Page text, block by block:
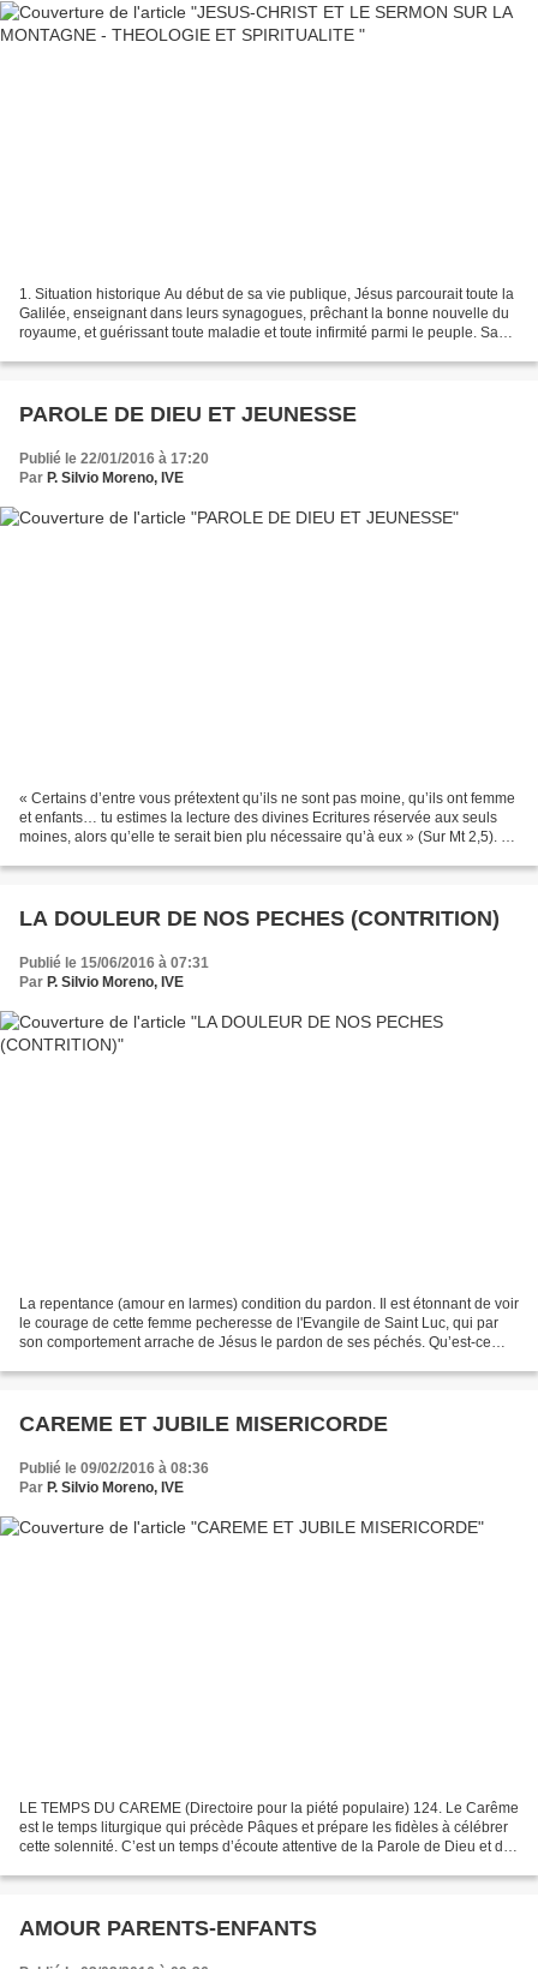
1. Situation historique Au début de sa vie publique, Jésus parcourait toute la
Galilée, enseignant dans leurs synagogues, prêchant la bonne nouvelle du
royaume, et guérissant toute maladie et toute infirmité parmi le peuple. Sa
PAROLE DE DIEU ET JEUNESSE
Publié le 22/01/2016 à 17:20
Par P. Silvio Moreno, IVE
« Certains d’entre vous prétextent qu’ils ne sont pas moine, qu’ils ont femme
et enfants… tu estimes la lecture des divines Ecritures réservée aux seuls
moines, alors qu’elle te serait bien plu nécessaire qu’à eux » (Sur Mt 2,5). «
LA DOULEUR DE NOS PECHES (CONTRITION)
Publié le 15/06/2016 à 07:31
Par P. Silvio Moreno, IVE
La repentance (amour en larmes) condition du pardon. Il est étonnant de voir
le courage de cette femme pecheresse de l'Evangile de Saint Luc, qui par
son comportement arrache de Jésus le pardon de ses péchés. Qu’est-ce
CAREME ET JUBILE MISERICORDE
Publié le 09/02/2016 à 08:36
Par P. Silvio Moreno, IVE
LE TEMPS DU CAREME (Directoire pour la piété populaire) 124. Le Carême
est le temps liturgique qui précède Pâques et prépare les fidèles à célébrer
cette solennité. C’est un temps d’écoute attentive de la Parole de Dieu et de
AMOUR PARENTS-ENFANTS